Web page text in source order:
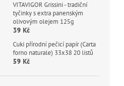
VITAVIGOR Grissini - tradiční
tyčinky s extra panenským
olivovým olejem 125g
39 Kč
Cuki přírodní pečicí papír (Carta
forno naturale) 33x38 20 listů
59 Kč